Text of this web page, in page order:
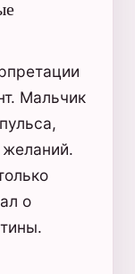
Мальчик
желаний.
о